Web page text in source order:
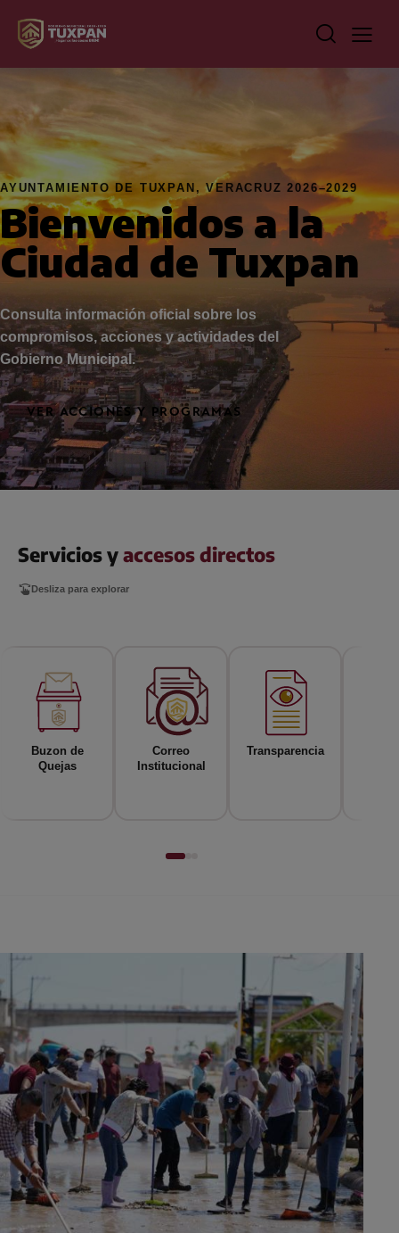
AYUNTAMIENTO DE TUXPAN, VERACRUZ 2026–2029
Bienvenidos a la
Ciudad de Tuxpan
Consulta información oficial sobre los
compromisos, acciones y actividades del
Gobierno Municipal.
VER ACCIONES Y PROGRAMAS
Servicios yaccesos directos
swipeDesliza para explorar
Buzon de
Quejas
Correo
Institucional
Transparencia